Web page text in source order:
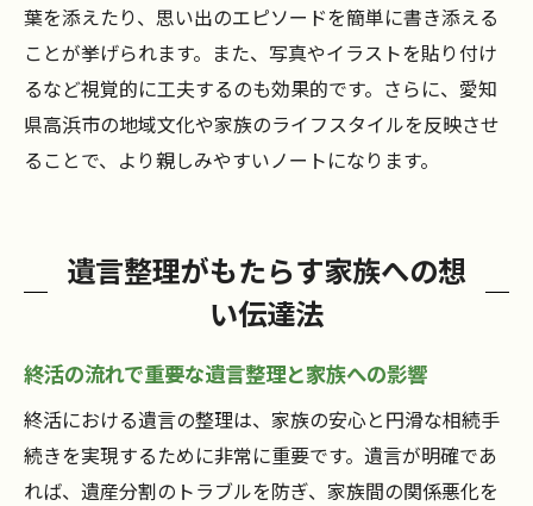
葉を添えたり、思い出のエピソードを簡単に書き添える
ことが挙げられます。また、写真やイラストを貼り付け
るなど視覚的に工夫するのも効果的です。さらに、愛知
県高浜市の地域文化や家族のライフスタイルを反映させ
ることで、より親しみやすいノートになります。
遺言整理がもたらす家族への想
い伝達法
終活の流れで重要な遺言整理と家族への影響
終活における遺言の整理は、家族の安心と円滑な相続手
続きを実現するために非常に重要です。遺言が明確であ
れば、遺産分割のトラブルを防ぎ、家族間の関係悪化を